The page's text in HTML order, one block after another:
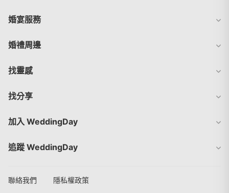
婚宴服務
婚禮周邊
找靈感
找分享
加入 WeddingDay
追蹤 WeddingDay
聯絡我們 隱私權政策